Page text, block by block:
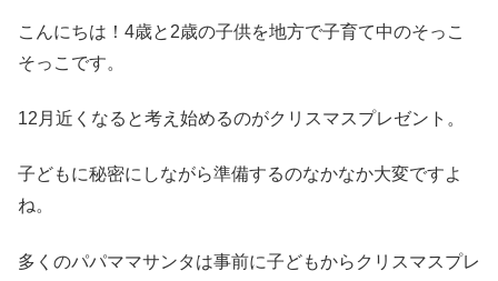
こんにちは！4歳と2歳の子供を地方で子育て中のそっこ
そっこです。
12月近くなると考え始めるのがクリスマスプレゼント。
子どもに秘密にしながら準備するのなかなか大変ですよ
ね。
多くのパパママサンタは事前に子どもからクリスマスプレ